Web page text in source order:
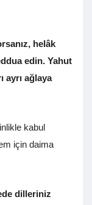
helâk
edin. Yahut
ayrı ağlaya
kabul
için daima
dilleriniz